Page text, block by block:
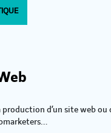
d’un site web